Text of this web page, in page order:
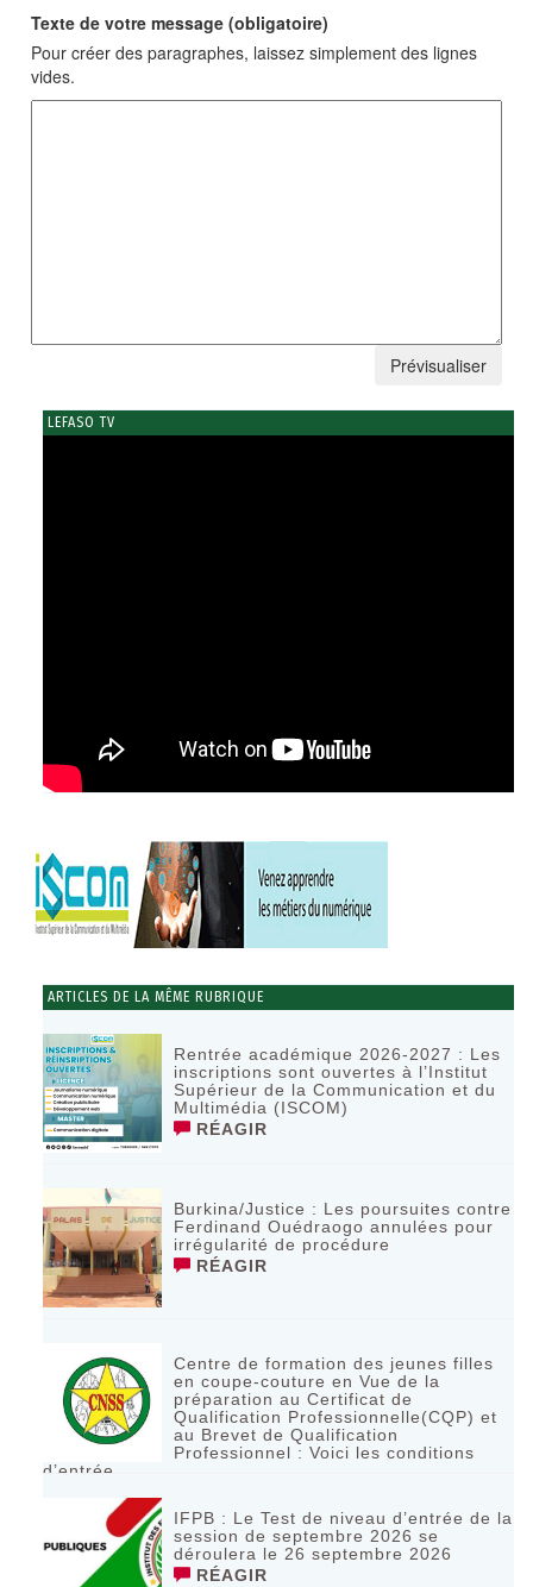
Texte de votre message (obligatoire)
Pour créer des paragraphes, laissez simplement des lignes
vides.
LEFASO TV
ARTICLES DE LA MÊME RUBRIQUE
Rentrée académique 2026-2027 : Les
inscriptions sont ouvertes à l’Institut
Supérieur de la Communication et du
Multimédia (ISCOM)
RÉAGIR
Burkina/Justice : Les poursuites contre
Ferdinand Ouédraogo annulées pour
irrégularité de procédure
RÉAGIR
Centre de formation des jeunes filles
en coupe-couture en Vue de la
préparation au Certificat de
Qualification Professionnelle(CQP) et
au Brevet de Qualification
Professionnel : Voici les conditions
d’entrée
IFPB : Le Test de niveau d’entrée de la
session de septembre 2026 se
déroulera le 26 septembre 2026
RÉAGIR